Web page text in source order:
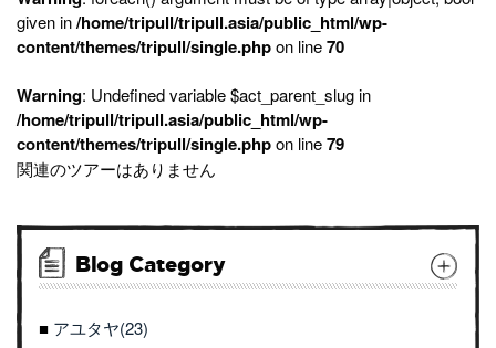
given in/home/tripull/tripull.asia/public_html/wp-
content/themes/tripull/single.phpon line70
Warning: Undefined variable $act_parent_slug in
/home/tripull/tripull.asia/public_html/wp-
content/themes/tripull/single.phpon line79
関連のツアーはありません
Blog Category
アユタヤ(23)